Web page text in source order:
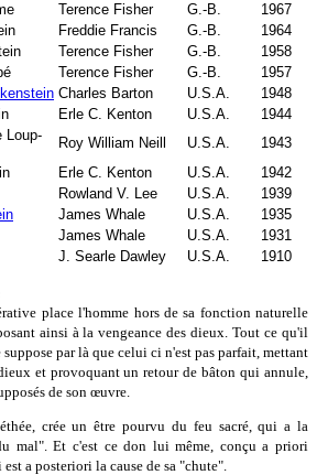
Terence Fisher G.-B.
1967
Freddie Francis G.-B.
1964
Terence Fisher G.-B.
1958
Terence Fisher G.-B.
1957
Charles Barton U.S.A.
1948
Erle C. Kenton U.S.A.
1944
Loup-
Roy William Neill U.S.A.
1943
Erle C. Kenton U.S.A.
1942
Rowland V. Lee U.S.A.
1939
James Whale U.S.A.
1935
James Whale U.S.A.
1931
J. Searle Dawley U.S.A. 1910
place l'homme hors de sa fonction naturelle
ainsi à la vengeance des dieux. Tout ce qu'il
par là que celui ci n'est pas parfait, mettant
et provoquant un retour de bâton qui annule,
de son œuvre.
crée un être pourvu du feu sacré, qui a la
mal". Et c'est ce don lui même, conçu a priori
a posteriori la cause de sa "chute".